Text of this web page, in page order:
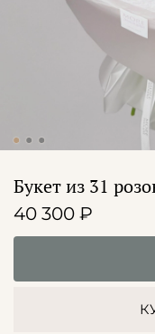
Букет из 31
40 300 ₽